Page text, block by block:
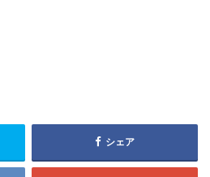
シェア